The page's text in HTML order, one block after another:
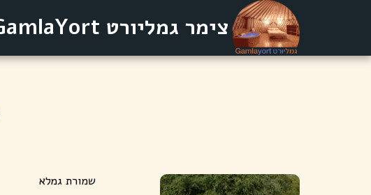
צימר גמליורט GamlaYort
שמורת גמלא